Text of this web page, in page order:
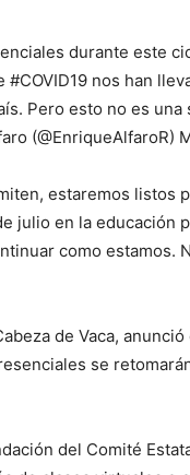
durante este
nos han
Pero esto no es una
(@EnriqueAlfaroR)
estaremos listos
julio en la educación
como estamos.
de Vaca,
se
del Comité